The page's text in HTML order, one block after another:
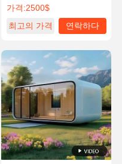
회사 소개 공장 투어
뉴스
지금 챗팅하
세요
가격:2500$
최고의 가격
연락하다